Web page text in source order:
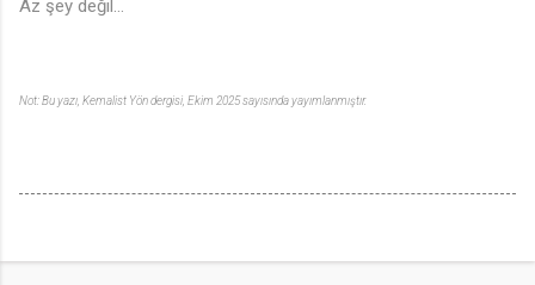
Az şey değil…
Not: Bu yazı, Kemalist Yön dergisi, Ekim 2025 sayısında yayımlanmıştır.